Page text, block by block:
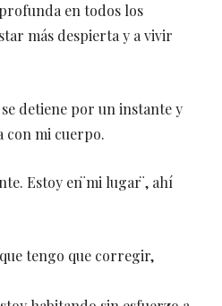
en todos los
más despierta y a vivir
detiene por un instante y
con mi cuerpo.
Estoy en ̈mi lugar ̈, ahí
tengo que corregir,